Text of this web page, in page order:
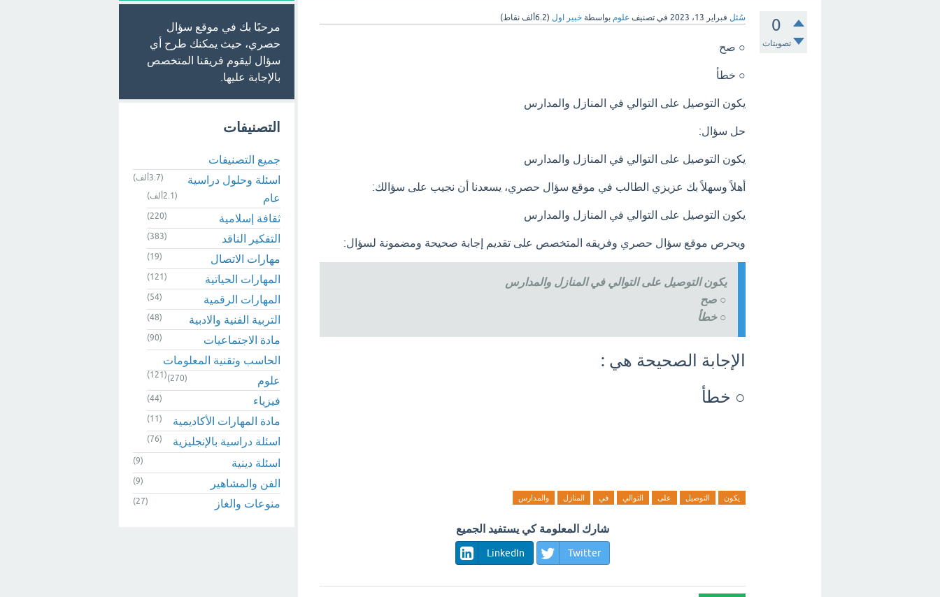
0
تصويتات
سُئل فبراير 13، 2023 في تصنيف علوم بواسطة خبير اول (6.2ألف نقاط)
○ صح
○ خطأ
يكون التوصيل على التوالي في المنازل والمدارس
حل سؤال:
يكون التوصيل على التوالي في المنازل والمدارس
أهلاً وسهلاً بك عزيزي الطالب في موقع سؤال حصري، يسعدنا أن نجيب على سؤالك:
يكون التوصيل على التوالي في المنازل والمدارس
ويحرص موقع سؤال حصري وفريقه المتخصص على تقديم إجابة صحيحة ومضمونة لسؤال:
يكون التوصيل على التوالي في المنازل والمدارس
○ صح
○ خطأ
الإجابة الصحيحة هي :
○ خطأ
يكون التوصيل على التوالي في المنازل والمدارس
شارك المعلومة كي يستفيد الجميع
Twitter
LinkedIn
مرحبًا بك في موقع سؤال
حصري، حيث يمكنك طرح أي
سؤال ليقوم فريقنا المتخصص
بالإجابة عليها.
التصنيفات
جميع التصنيفات
اسئلة وحلول دراسية
(3.7ألف)
عام (2.1ألف)
ثقافة إسلامية (220)
التفكير الناقد (383)
مهارات الاتصال (19)
المهارات الحياتية (121)
المهارات الرقمية (54)
التربية الفنية والادبية (48)
مادة الاجتماعيات (90)
الحاسب وتقنية المعلومات
(121) علوم (270)
فيزياء (44)
مادة المهارات الأكاديمية (11)
اسئلة دراسية بالإنجليزية (76)
اسئلة دينية (9)
الفن والمشاهير (9)
منوعات والغاز (27)